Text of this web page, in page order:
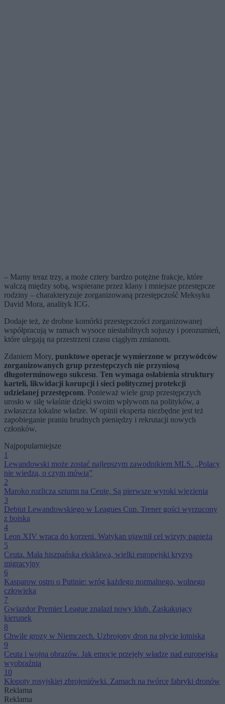
– Mamy teraz trzy, a może cztery bardzo potężne frakcje, które
walczą między sobą, wspierane przez klany i mniejsze przestępcze
rodziny – charakteryzuje zorganizowaną przestępczość Meksyku
David Mora, analityk ICG.
Dodaje też, że drobne komórki przestępczości zorganizowanej
współpracują w ramach wysoce niestabilnych sojuszy i porozumień,
które ulegają na przestrzeni czasu ciągłym zmianom.
Zdaniem Mory, punktowe operacje wymierzone w przywódców
zorganizowanych grup przestępczych nie przyniosą
długoterminowego sukcesu. Ten wymaga osłabienia struktury
karteli, likwidacji korupcji i sieci politycznej protekcji
udzielanej przestępcom. Ponieważ wiele grup przestępczych
urosło w siłę właśnie dzięki swoim wpływom na polityków, a
zwłaszcza lokalne władze. W opinii eksperta niezbędne jest też
zapobieganie praniu brudnych pieniędzy i rekrutacji nowych
członków.
Najpopularniejsze
1
Lewandowski może zostać najlepszym zawodnikiem MLS. „Polacy
nie wiedzą, o czym mówią”
2
Maroko rozlicza szturm na Ceutę. Są pierwsze wyroki więzienia
3
Debiut Lewandowskiego w Leagues Cup. Trener gości wyrzucony
z boiska
4
Leon XIV wraca do korzeni. Watykan ujawnił cel wizyty papieża
5
Ceuta. Mała hiszpańska eksklawa, wielki europejski kryzys
migracyjny
6
Kasparow ostro o Putinie: wróg każdego normalnego, wolnego
człowieka
7
Gwiazdor Premier League znalazł nowy klub. Zaskakujący
kierunek
8
Chwile grozy w Niemczech. Uzbrojony dron na płycie lotniska
9
Ceuta i wojna obrazów. Jak emocje przejęły władzę nad europejską
wyobraźnią
10
Kłopoty rosyjskiej zbrojeniówki. Zamach na twórcę fabryki dronów
Reklama
Reklama